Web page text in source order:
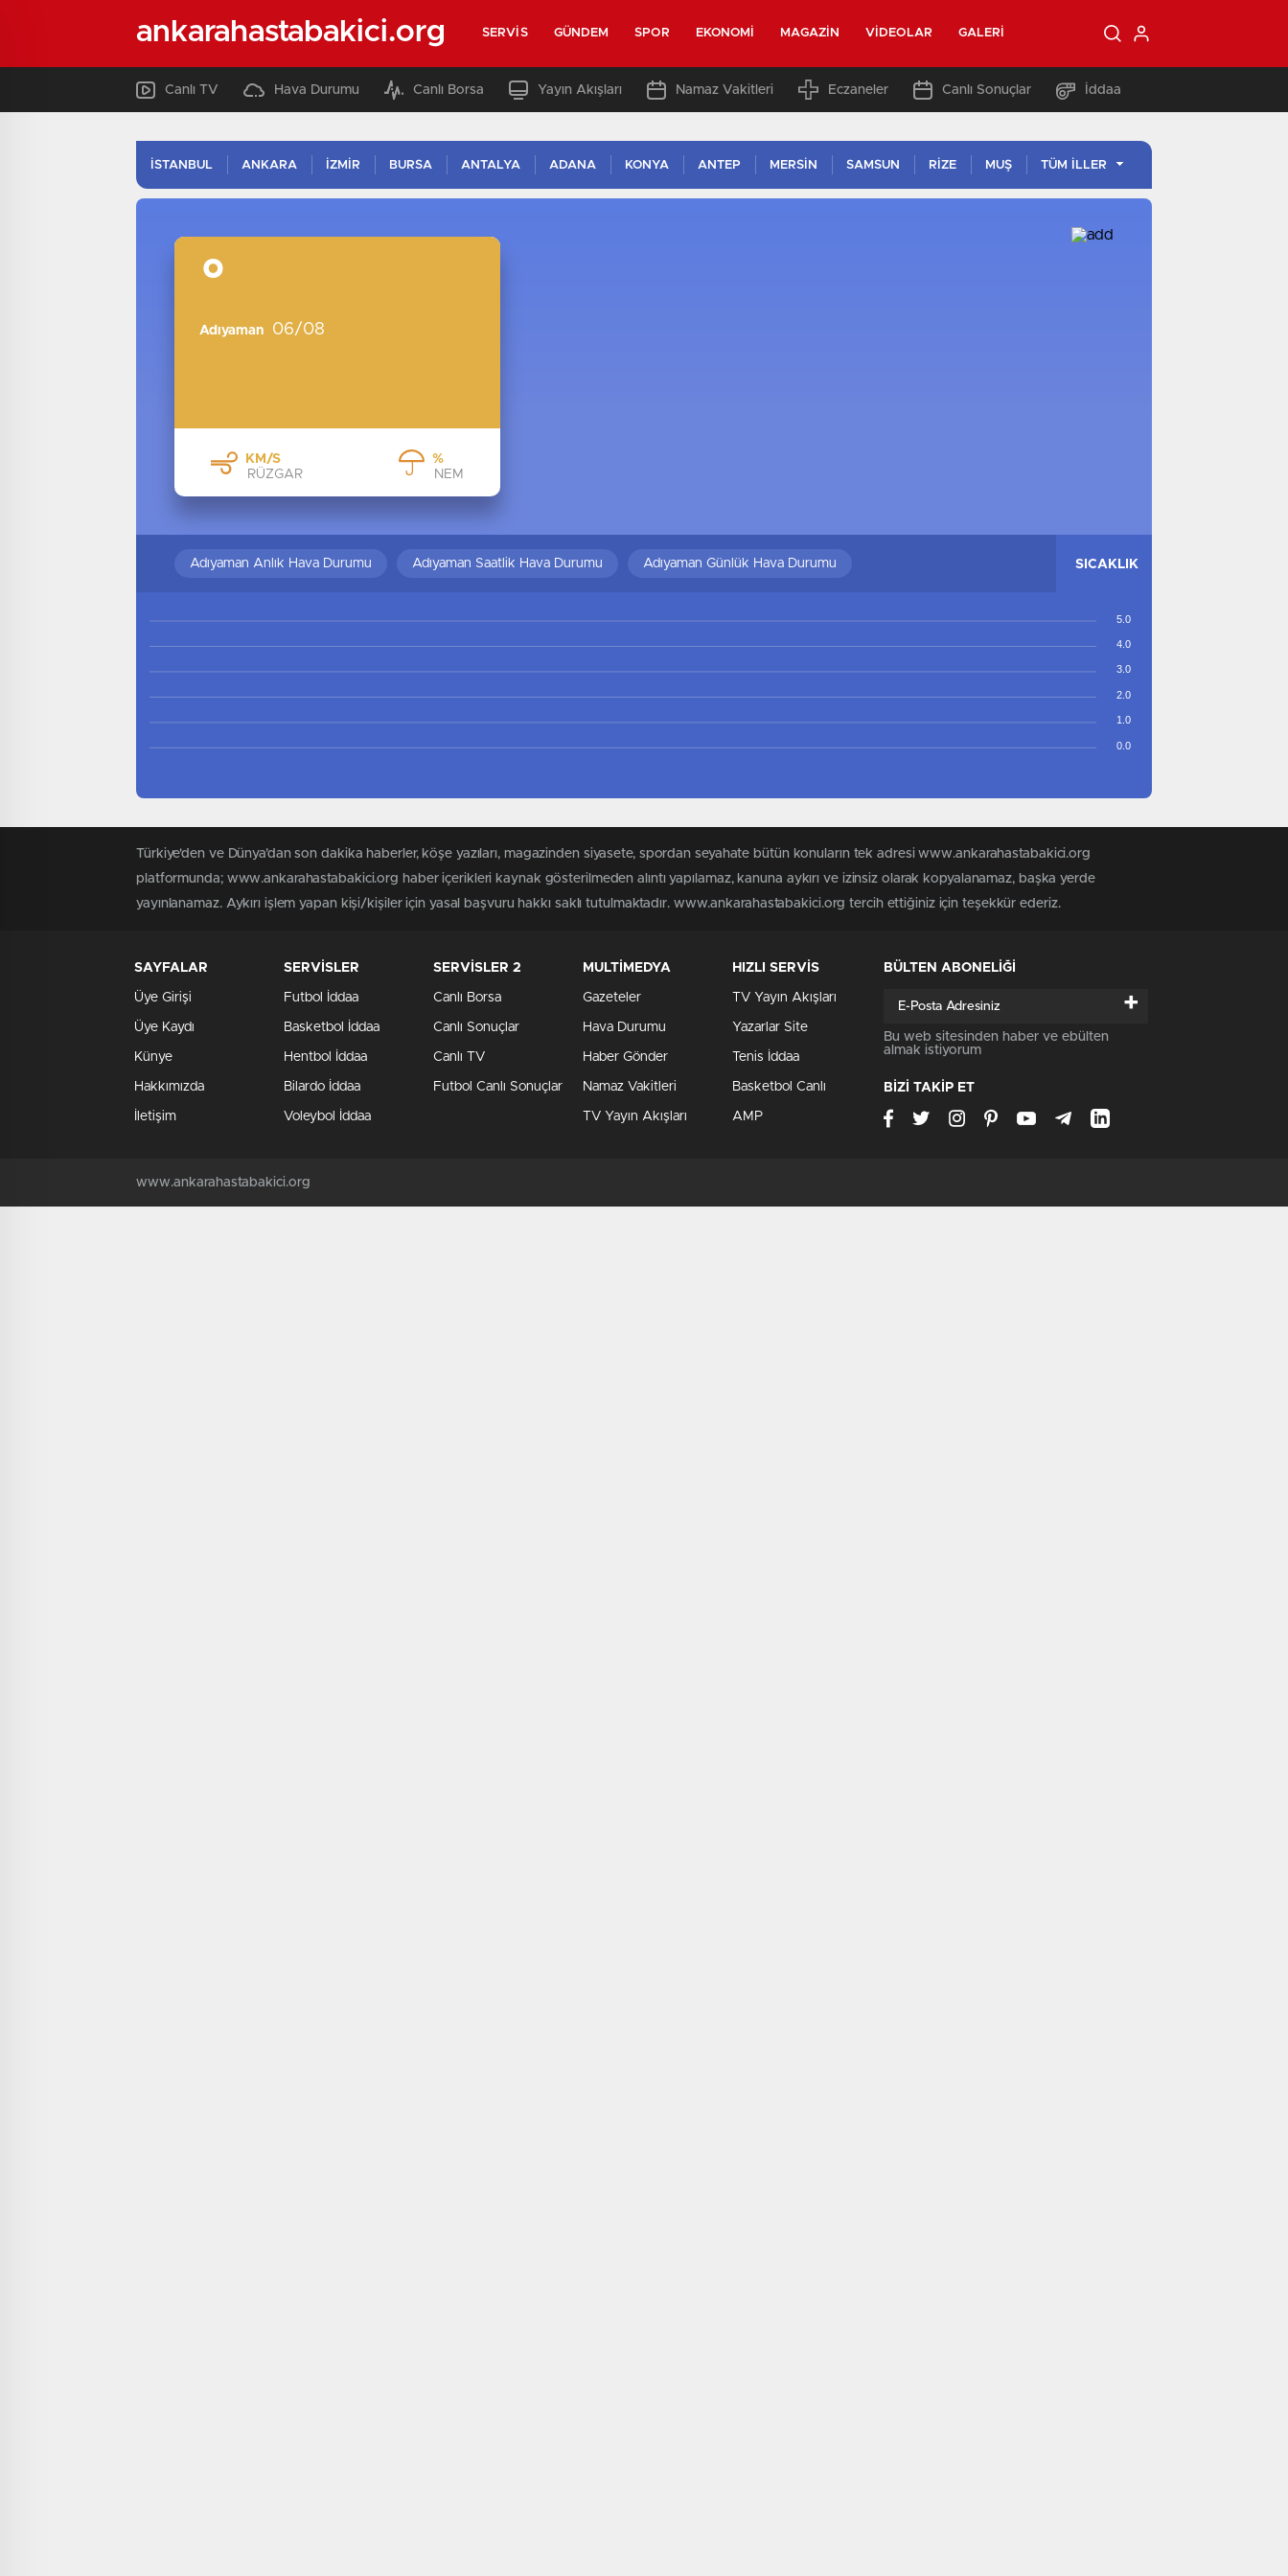
ankarahastabakici.org SERVIS GÜNDEM SPOR EKONOMI MAGAZIN VIDEOLAR GALERI
Canlı TV Hava Durumu Canlı Borsa Yayın Akışları Namaz Vakitleri Eczaneler Canlı Sonuçlar İddaa
İSTANBUL ANKARA İZMİR BURSA ANTALYA ADANA KONYA ANTEP MERSİN SAMSUN RİZE MUŞ TÜM İLLER
°
Adıyaman 06/08
KM/S
RÜZGAR
%
NEM
Adıyaman Anlık Hava Durumu Adıyaman Saatlik Hava Durumu Adıyaman Günlük Hava Durumu SICAKLIK
5.0
4.0
3.0
2.0
1.0
0.0
Türkiye'den ve Dünya’dan son dakika haberler, köşe yazıları, magazinden siyasete, spordan seyahate bütün konuların tek adresi www.ankarahastabakici.org
platformunda; www.ankarahastabakici.org haber içerikleri kaynak gösterilmeden alıntı yapılamaz, kanuna aykırı ve izinsiz olarak kopyalanamaz, başka yerde
yayınlanamaz. Aykırı işlem yapan kişi/kişiler için yasal başvuru hakkı saklı tutulmaktadır. www.ankarahastabakici.org tercih ettiğiniz için teşekkür ederiz.
SAYFALAR
Üye Girişi
Üye Kaydı
Künye
Hakkımızda
İletişim
SERVİSLER
Futbol İddaa
Basketbol İddaa
Hentbol İddaa
Bilardo İddaa
Voleybol İddaa
SERVİSLER 2
Canlı Borsa
Canlı Sonuçlar
Canlı TV
Futbol Canlı Sonuçlar
MULTİMEDYA
Gazeteler
Hava Durumu
Haber Gönder
Namaz Vakitleri
TV Yayın Akışları
HIZLI SERVİS
TV Yayın Akışları
Yazarlar Site
Tenis İddaa
Basketbol Canlı
AMP
BÜLTEN ABONELİĞİ
+
Bu web sitesinden haber ve ebülten
almak istiyorum
BİZİ TAKİP ET
www.ankarahastabakici.org